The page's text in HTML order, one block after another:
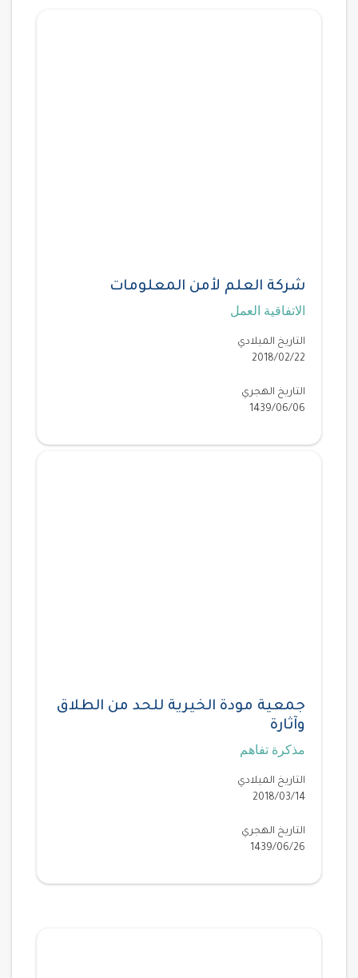
شركة العلم لأمن المعلومات
الاتفاقية العمل
التاريخ الميلادي
2018/02/22
التاريخ الهجري
1439/06/06
جمعية مودة الخيرية للحد من الطلاق
مذكرة تفاهم
التاريخ الميلادي
2018/03/14
التاريخ الهجري
1439/06/26